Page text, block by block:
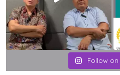
Follow